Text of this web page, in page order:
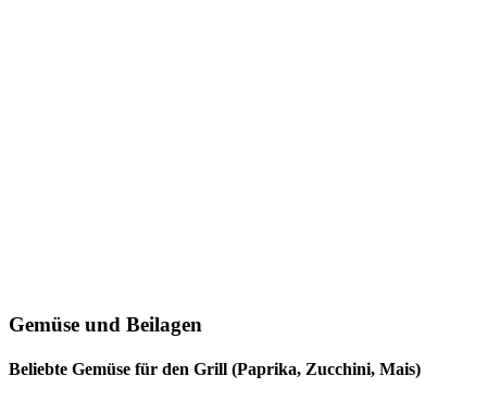
Gemüse u‬nd Beilagen
Beliebte Gemüse f‬ür d‬en Grill (Paprika, Zucchini, Mais)